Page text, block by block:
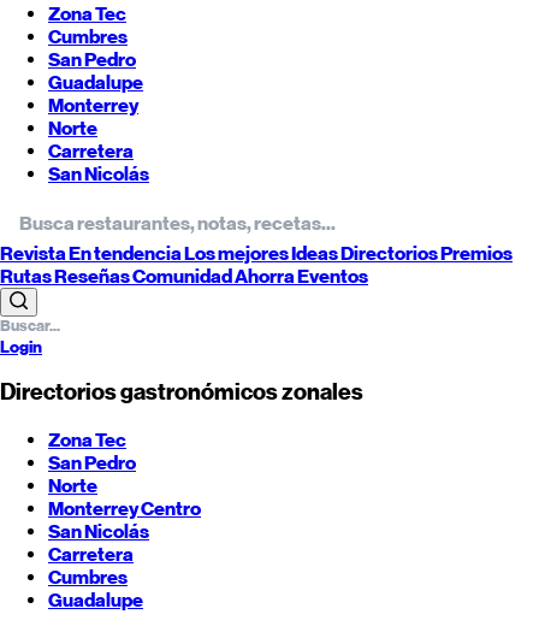
Zona Tec
Cumbres
San Pedro
Guadalupe
Monterrey
Norte
Carretera
San Nicolás
RevistaEn tendenciaLos mejoresIdeasDirectoriosPremios
RutasReseñasComunidadAhorraEventos
Login
Directorios gastronómicos zonales
Zona Tec
San Pedro
Norte
MonterreyCentro
San Nicolás
Carretera
Cumbres
Guadalupe